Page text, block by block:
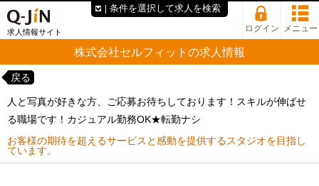
求人情報サイト ログイン メニュー
株式会社セルフィットの求人情報
戻る
人と写真が好きな方、ご応募お待ちしております！スキルが伸ばせ
る職場です！カジュアル勤務OK★転勤ナシ
お客様の期待を超えるサービスと感動を提供するスタジオを目指し
ています。
条件を選択して求人を検索